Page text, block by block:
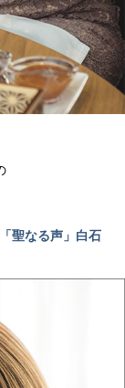
聖なる声」 白石